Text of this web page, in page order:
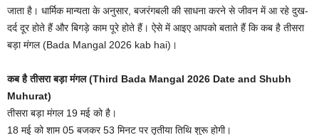
जाता है। धार्मिक मान्यता के अनुसार, बजरंगबली की साधना करने से जीवन में आ रहे दुख-
दर्द दूर होते हैं और बिगड़े काम पूरे होते हैं। ऐसे में आइए आपको बताते हैं कि कब है तीसरा
बड़ा मंगल (Bada Mangal 2026 kab hai)।
कब है तीसरा बड़ा मंगल (Third Bada Mangal 2026 Date and Shubh
Muhurat)
तीसरा बड़ा मंगल 19 मई को है।
18 मई को शाम 05 बजकर 53 मिनट पर तृतीया तिथि शुरू होगी।